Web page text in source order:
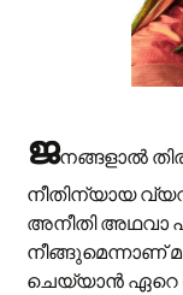
ജനങ്ങളാൽ
നീതിന്യായ
അനീതി അഥവാ
നീങ്ങുമെന്നാണ്
ചെയ്യാൻ ഏറെ